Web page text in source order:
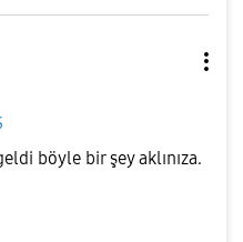
böyle bir şey aklınıza.